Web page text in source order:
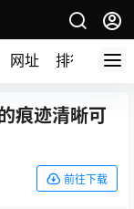
网址 排行榜
痕迹清晰可
前往下载